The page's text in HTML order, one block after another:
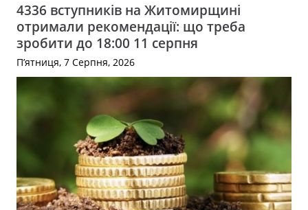
4336 вступників на Житомирщині
отримали рекомендації: що треба
зробити до 18:00 11 серпня
П’ятниця, 7 Серпня, 2026